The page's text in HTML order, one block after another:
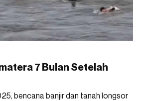
7 Bulan Setelah
bencana banjir dan tanah longsor